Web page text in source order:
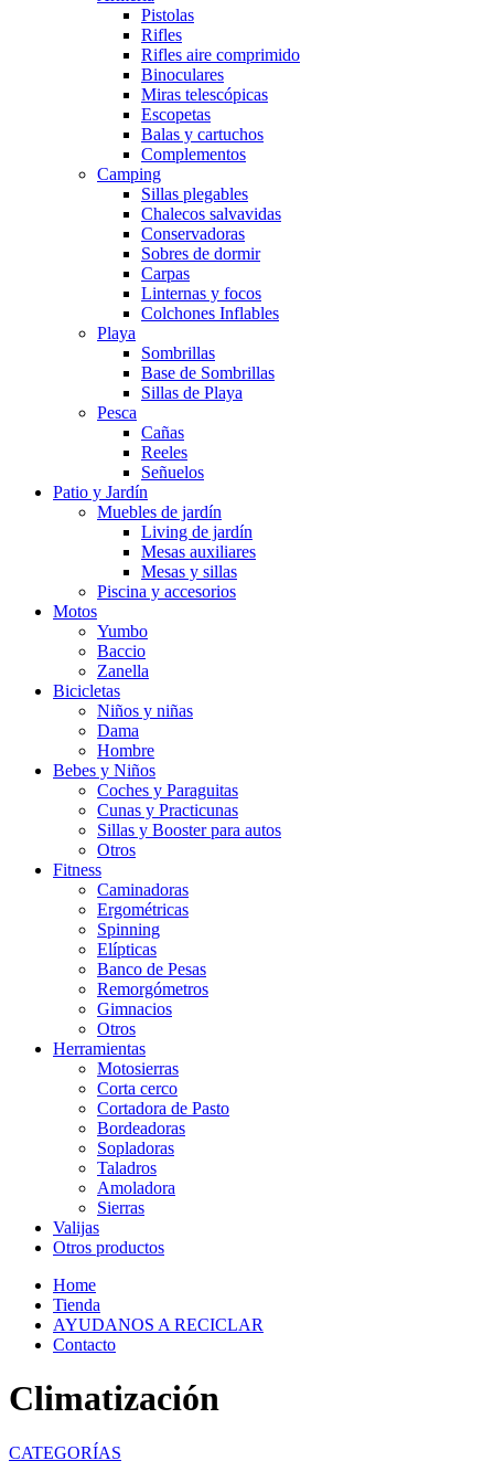
Pistolas
Rifles
Rifles aire comprimido
Binoculares
Miras telescópicas
Escopetas
Balas y cartuchos
Complementos
Camping
Sillas plegables
Chalecos salvavidas
Conservadoras
Sobres de dormir
Carpas
Linternas y focos
Colchones Inflables
Playa
Sombrillas
Base de Sombrillas
Sillas de Playa
Pesca
Cañas
Reeles
Señuelos
Patio y Jardín
Muebles de jardín
Living de jardín
Mesas auxiliares
Mesas y sillas
Piscina y accesorios
Motos
Yumbo
Baccio
Zanella
Bicicletas
Niños y niñas
Dama
Hombre
Bebes y Niños
Coches y Paraguitas
Cunas y Practicunas
Sillas y Booster para autos
Otros
Fitness
Caminadoras
Ergométricas
Spinning
Elípticas
Banco de Pesas
Remorgómetros
Gimnacios
Otros
Herramientas
Motosierras
Corta cerco
Cortadora de Pasto
Bordeadoras
Sopladoras
Taladros
Amoladora
Sierras
Valijas
Otros productos
Home
Tienda
AYUDANOS A RECICLAR
Contacto
Climatización
CATEGORÍAS